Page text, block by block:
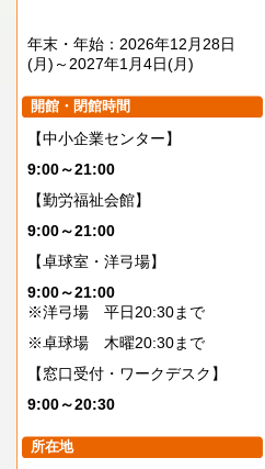
年末・年始：2026年12月28日
(月)～2027年1月4日(月)
開館・閉館時間
【中小企業センター】
9:00～21:00
【勤労福祉会館】
9:00～21:00
【卓球室・洋弓場】
9:00～21:00
※洋弓場 平日20:30まで
※卓球場 木曜20:30まで
【窓口受付・ワークデスク】
9:00～20:30
所在地